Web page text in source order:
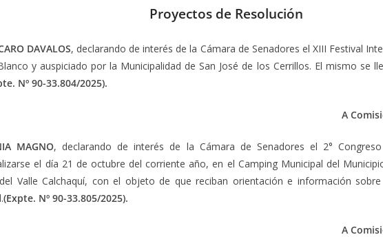
Proyectos de Resolución
DAVALOS, declarando de interés de la Cámara de Senadores el XIII Festival
y auspiciado por la Municipalidad de San José de los Cerrillos. El mismo se
Nº 90-33.804/2025).
A
MAGNO, declarando de interés de la Cámara de Senadores el 2°
el día 21 de octubre del corriente año, en el Camping Municipal del
Valle Calchaquí, con el objeto de que reciban orientación e información
(Expte. Nº 90-33.805/2025).
A